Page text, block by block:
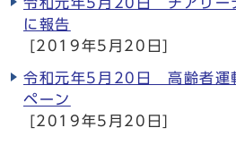
に報告
[2019年5月20日]
令和元年5月20日 高齢者運
ペーン
[2019年5月20日]